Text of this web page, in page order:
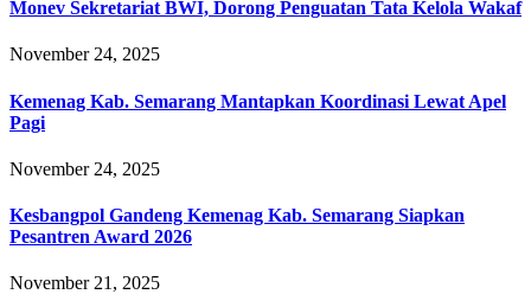
Monev Sekretariat BWI, Dorong Penguatan Tata Kelola Wakaf
November 24, 2025
Kemenag Kab. Semarang Mantapkan Koordinasi Lewat Apel
Pagi
November 24, 2025
Kesbangpol Gandeng Kemenag Kab. Semarang Siapkan
Pesantren Award 2026
November 21, 2025